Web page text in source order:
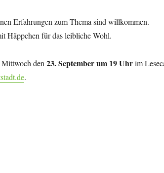
Erfahrungen zum Thema sind willkommen.
Häppchen für das leibliche Wohl.
Mittwoch den23. September um 19 Uhrim
.